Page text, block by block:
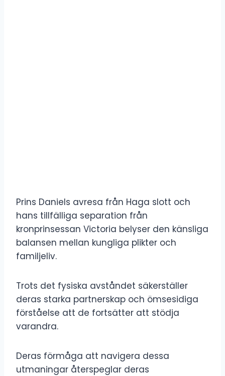
Prins Daniels avresa från Haga slott och
hans tillfälliga separation från
kronprinsessan Victoria belyser den känsliga
balansen mellan kungliga plikter och
familjeliv.
Trots det fysiska avståndet säkerställer
deras starka partnerskap och ömsesidiga
förståelse att de fortsätter att stödja
varandra.
Deras förmåga att navigera dessa
utmaningar återspeglar deras